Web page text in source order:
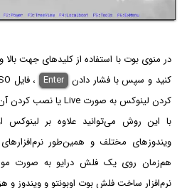
در منوی بوت با استفاده از کلیدهای جهت بالا
کنید و سپس با فشار دادن Enter
کردن لینوکس به صورت Live یا نصب کردن آن را پیگیری کنید.
با این روش می‌توانید علاوه بر لینوکس
ویندوزهای مختلف و همین‌طور
نرم‌افزار ساخت فلش بوت اوبونتو و ویندوز